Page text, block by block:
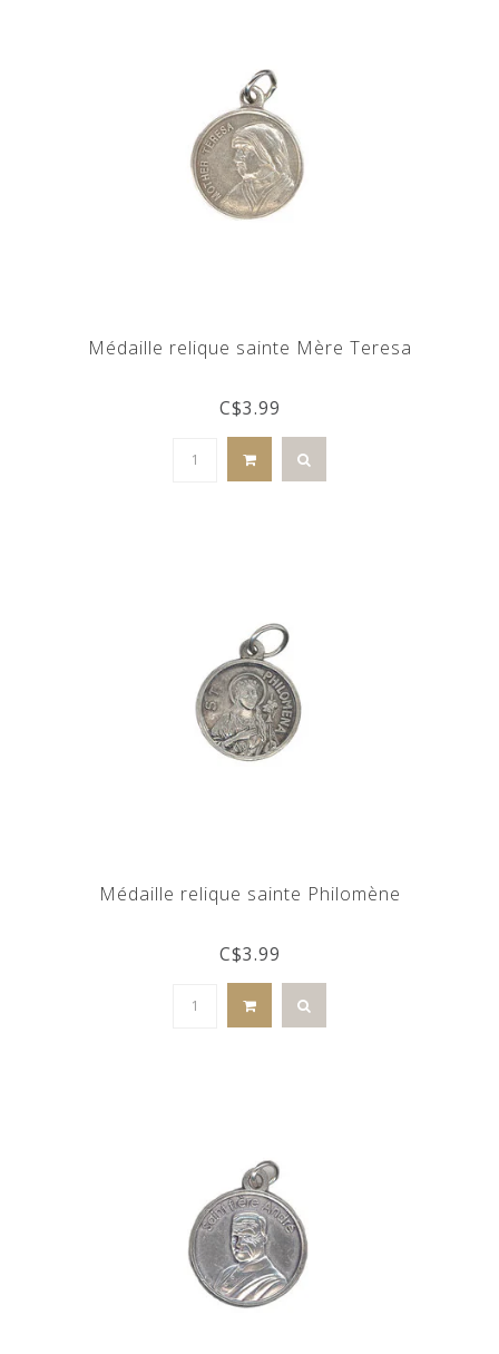
Médaille relique sainte Mère Teresa
C$3.99
Médaille relique sainte Philomène
C$3.99